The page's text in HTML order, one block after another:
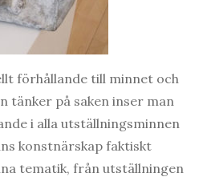
förhållande till minnet och
tänker på saken inser man
i alla utställningsminnen
konstnärskap faktiskt
tematik, från utställningen